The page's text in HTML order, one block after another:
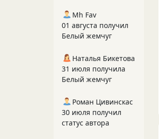
Mh Fav
01 августа получил
Белый жемчуг
Наталья Бикетова
31 июля получила
Белый жемчуг
Роман Цивинскас
30 июля получил
статус автора